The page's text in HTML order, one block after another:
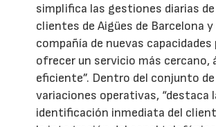
simplifica las gestiones diarias
clientes de Aigües de Barcelona
compañía de nuevas capacidades
ofrecer un servicio más cercano,
eficiente”. Dentro del conjunto de
variaciones operativas, “destaca
identificación inmediata del